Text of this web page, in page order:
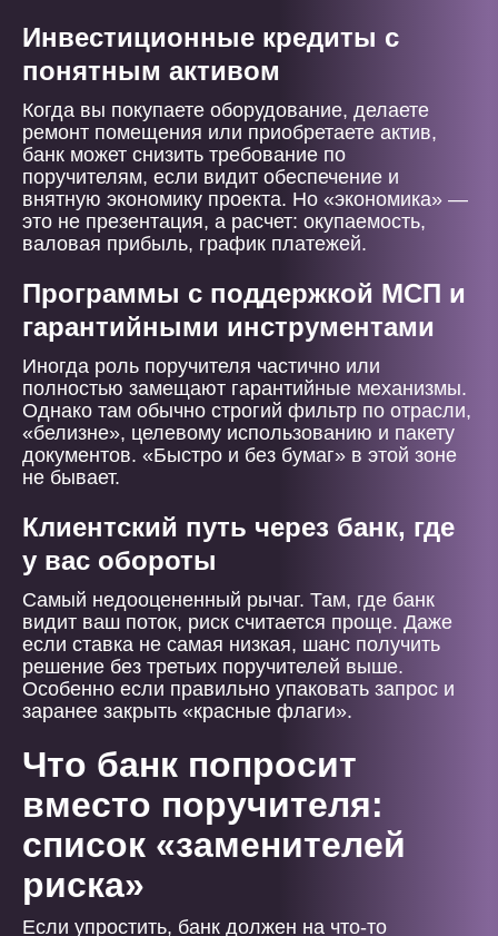
Инвестиционные кредиты с
понятным активом
Когда вы покупаете оборудование, делаете
ремонт помещения или приобретаете актив,
банк может снизить требование по
поручителям, если видит обеспечение и
внятную экономику проекта. Но «экономика» —
это не презентация, а расчет: окупаемость,
валовая прибыль, график платежей.
Программы с поддержкой МСП и
гарантийными инструментами
Иногда роль поручителя частично или
полностью замещают гарантийные механизмы.
Однако там обычно строгий фильтр по отрасли,
«белизне», целевому использованию и пакету
документов. «Быстро и без бумаг» в этой зоне
не бывает.
Клиентский путь через банк, где
у вас обороты
Самый недооцененный рычаг. Там, где банк
видит ваш поток, риск считается проще. Даже
если ставка не самая низкая, шанс получить
решение без третьих поручителей выше.
Особенно если правильно упаковать запрос и
заранее закрыть «красные флаги».
Что банк попросит
вместо поручителя:
список «заменителей
риска»
Если упростить, банк должен на что-то